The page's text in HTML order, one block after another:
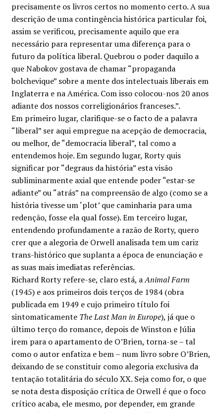
Carrinho
Minha conta
Política de privacidade
Termos e Condições
Mapa do site
precisamente os livros certos no momento certo. A sua
descrição de uma contingência histórica particular foi,
assim se verificou, precisamente aquilo que era
necessário para representar uma diferença para o
futuro da política liberal. Quebrou o poder daquilo a
que Nabokov gostava de chamar “propaganda
bolchevique” sobre a mente dos intelectuais liberais em
Inglaterra e na América. Com isso colocou-nos 20 anos
adiante dos nossos correligionários franceses.”.
Em primeiro lugar, clarifique-se o facto de a palavra
“liberal” ser aqui empregue na acepção de democracia,
ou melhor, de “democracia liberal”, tal como a
entendemos hoje. Em segundo lugar, Rorty quis
significar por “degraus da história” esta visão
subliminarmente axial que entende poder “estar-se
adiante” ou “atrás” na compreensão de algo (como se a
história tivesse um ‘plot’ que caminharia para uma
redenção, fosse ela qual fosse). Em terceiro lugar,
entendendo profundamente a razão de Rorty, quero
crer que a alegoria de Orwell analisada tem um cariz
trans-histórico que suplanta a época de enunciação e
as suas mais imediatas referências.
Richard Rorty refere-se, claro está, aAnimal Farm
(1945) e aos primeiros dois terços de 1984 (obra
publicada em 1949 e cujo primeiro título foi
sintomaticamente The Last Man in Europe), já que o
último terço do romance, depois de Winston e Júlia
irem para o apartamento de O’Brien, torna-se – tal
como o autor enfatiza e bem – num livro sobre O’Brien,
deixando de se constituir como alegoria exclusiva da
tentação totalitária do século XX. Seja como for, o que
se nota desta disposição crítica de Orwell é que o foco
crítico acaba, ele mesmo, por depender, em grande